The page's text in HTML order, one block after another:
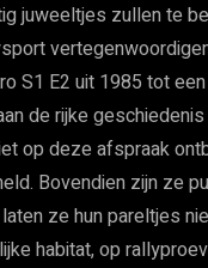
juweeltjes zullen te
S1 E2 uit 1985 tot
de rijke
op deze afspraak
Bovendien zijn ze
ze hun pareltjes
habitat, op